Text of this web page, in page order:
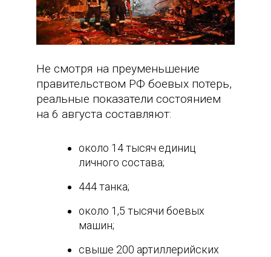
Не смотря на преуменьшение
правительством РФ боевых потерь,
реальные показатели состоянием
на 6 августа составляют:
около 14 тысяч единиц
личного состава;
444 танка;
около 1,5 тысячи боевых
машин;
свыше 200 артиллерийских